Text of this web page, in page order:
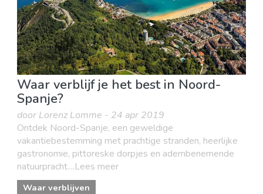
Waar verblijf je het best in Noord-
Spanje?
door Lorenz Lomme - 24 apr 2019
Ontdek Noord-Spanje, een geweldige
vakantiebestemming met prachtige stranden, heerlijke
gastronomie, pittoreske dorpjes en adembenemende
natuurpracht....Lees meer
Waar verblijven